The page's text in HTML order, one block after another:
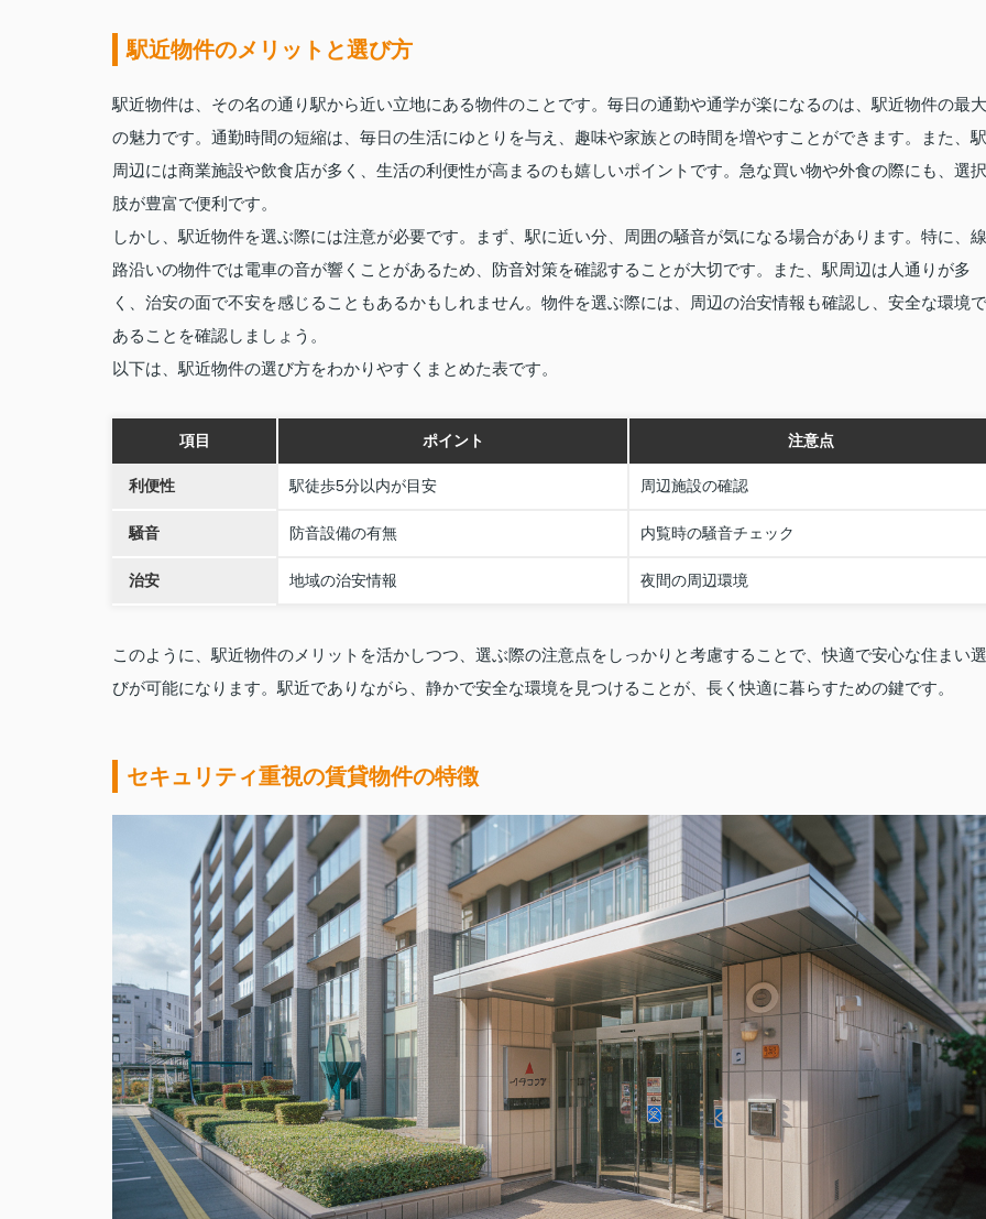
駅近物件のメリットと選び方
駅近物件は、その名の通り駅から近い立地にある物件のことです。毎日の通勤や通学が楽になるのは、駅近物件の最大
の魅力です。通勤時間の短縮は、毎日の生活にゆとりを与え、趣味や家族との時間を増やすことができます。また、駅
周辺には商業施設や飲食店が多く、生活の利便性が高まるのも嬉しいポイントです。急な買い物や外食の際にも、選択
肢が豊富で便利です。
しかし、駅近物件を選ぶ際には注意が必要です。まず、駅に近い分、周囲の騒音が気になる場合があります。特に、線
路沿いの物件では電車の音が響くことがあるため、防音対策を確認することが大切です。また、駅周辺は人通りが多
く、治安の面で不安を感じることもあるかもしれません。物件を選ぶ際には、周辺の治安情報も確認し、安全な環境で
あることを確認しましょう。
以下は、駅近物件の選び方をわかりやすくまとめた表です。
項目 ポイント 注意点
利便性 駅徒歩5分以内が目安 周辺施設の確認
騒音 防音設備の有無 内覧時の騒音チェック
治安 地域の治安情報 夜間の周辺環境
このように、駅近物件のメリットを活かしつつ、選ぶ際の注意点をしっかりと考慮することで、快適で安心な住まい選
びが可能になります。駅近でありながら、静かで安全な環境を見つけることが、長く快適に暮らすための鍵です。
セキュリティ重視の賃貸物件の特徴